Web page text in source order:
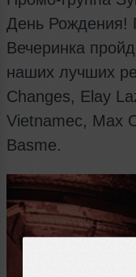
День Рождения!
Вечеринка
наших лучших
Changes, Elay
Vietnamec, Max
Basme.